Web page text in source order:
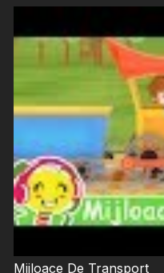
Mijloace De Transport